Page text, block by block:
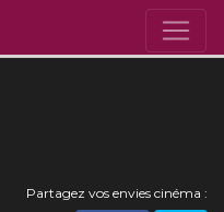
Partagez vos envies cinéma :